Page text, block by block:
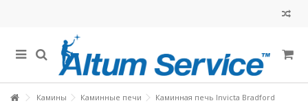
Камины Каминные печи
Каминная печь Invicta Bradford